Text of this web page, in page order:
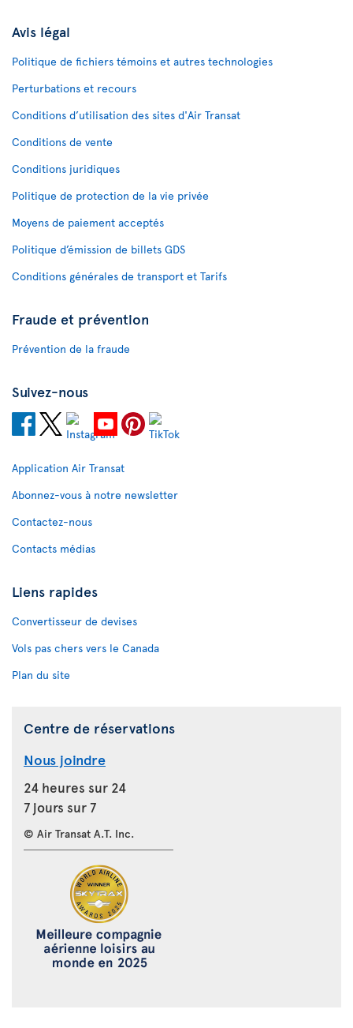
Avis légal
Politique de fichiers témoins et autres technologies
Perturbations et recours
Conditions d’utilisation des sites d'Air Transat
Conditions de vente
Conditions juridiques
Politique de protection de la vie privée
Moyens de paiement acceptés
Politique d’émission de billets GDS
Conditions générales de transport et Tarifs
Fraude et prévention
Prévention de la fraude
Suivez-nous
Application Air Transat
Abonnez-vous à notre newsletter
Contactez-nous
Contacts médias
Liens rapides
Convertisseur de devises
Vols pas chers vers le Canada
Plan du site
Centre de réservations
Nous joindre
24 heures sur 24
7 jours sur 7
© Air Transat A.T. Inc.